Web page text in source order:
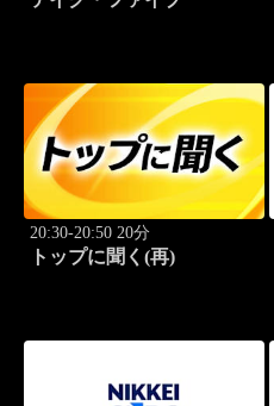
20:30-20:50 20分
トップに聞く(再)